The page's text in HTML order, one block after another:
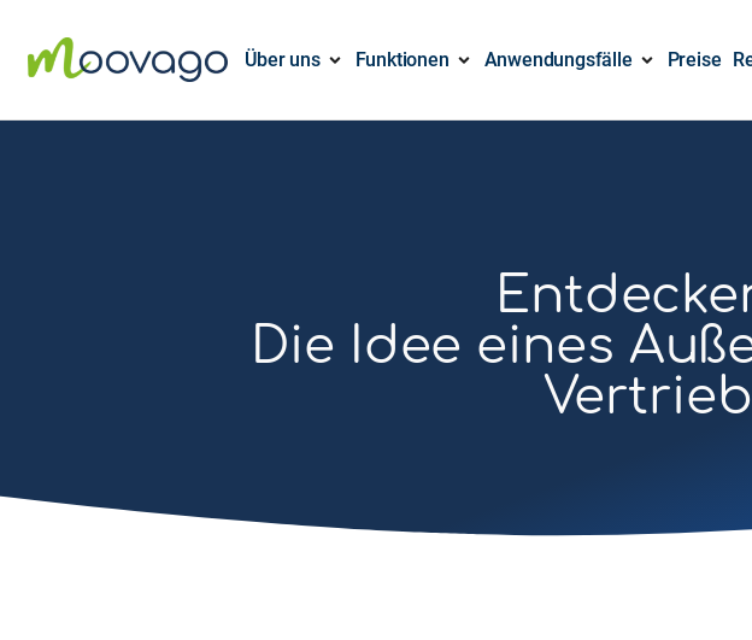
Über uns Funktionen Anwendungsfälle Preise
Die Idee eines